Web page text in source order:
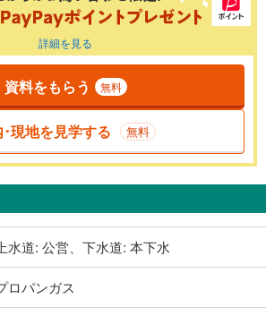
詳細を見る
資料をもらう 無料
現地を見学する 無料
上水道: 公営、下水道: 本下水
ロパンガス